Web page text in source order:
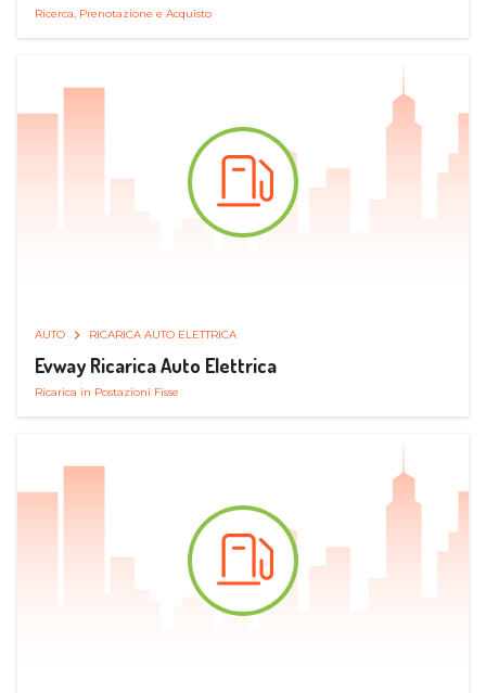
Ricerca, Prenotazione e Acquisto
AUTO RICARICA AUTO ELETTRICA
Evway Ricarica Auto Elettrica
Ricarica in Postazioni Fisse